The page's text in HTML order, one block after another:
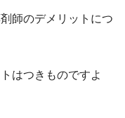
師のデメリットにつ
はつきものですよ